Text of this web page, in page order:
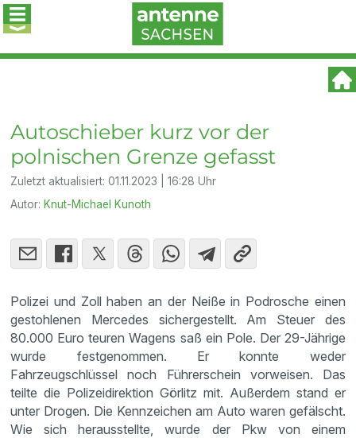
Autoschieber kurz vor der
polnischen Grenze gefasst
Zuletzt aktualisiert:01.11.2023 | 16:28 Uhr
Autor: Knut-Michael Kunoth
Polizei und Zoll haben an der Neiße in Podrosche einen
gestohlenen Mercedes sichergestellt. Am Steuer des
80.000 Euro teuren Wagens saß ein Pole. Der 29-Jährige
wurde festgenommen. Er konnte weder
Fahrzeugschlüssel noch Führerschein vorweisen. Das
teilte die Polizeidirektion Görlitz mit. Außerdem stand er
unter Drogen. Die Kennzeichen am Auto waren gefälscht.
Wie sich herausstellte, wurde der Pkw von einem